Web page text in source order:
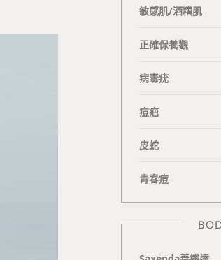
敏感肌/酒糟肌
正確保養觀
病毒疣
痘疤
皮蛇
青春痘